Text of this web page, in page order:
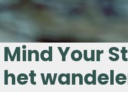
Mind Your
het